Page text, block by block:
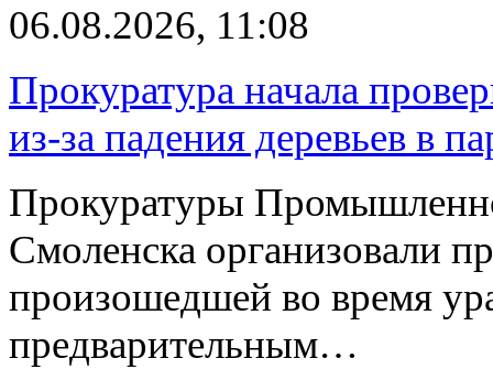
06.08.2026, 11:08
Прокуратура начала
из-за падения деревьев в
Прокуратуры
Смоленска организовали
произошедшей во время
предварительным…